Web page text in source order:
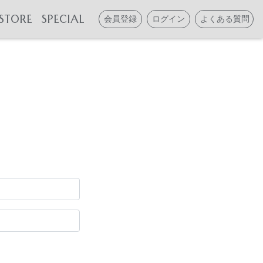
SPECIAL 会員登録 ログイン よくある質問